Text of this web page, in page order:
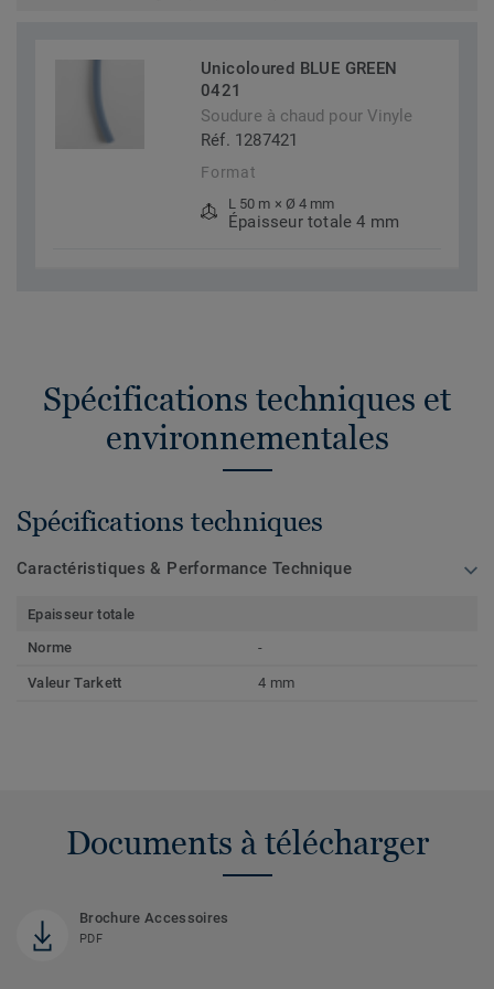
Unicoloured BLUE GREEN
0421
Soudure à chaud pour Vinyle
Réf. 1287421
Format
L 50 m × Ø 4 mm
Épaisseur totale 4 mm
Spécifications techniques et
environnementales
Spécifications techniques
Caractéristiques & Performance Technique
Epaisseur totale
Norme
-
Valeur Tarkett 4 mm
Documents à télécharger
Brochure Accessoires
PDF